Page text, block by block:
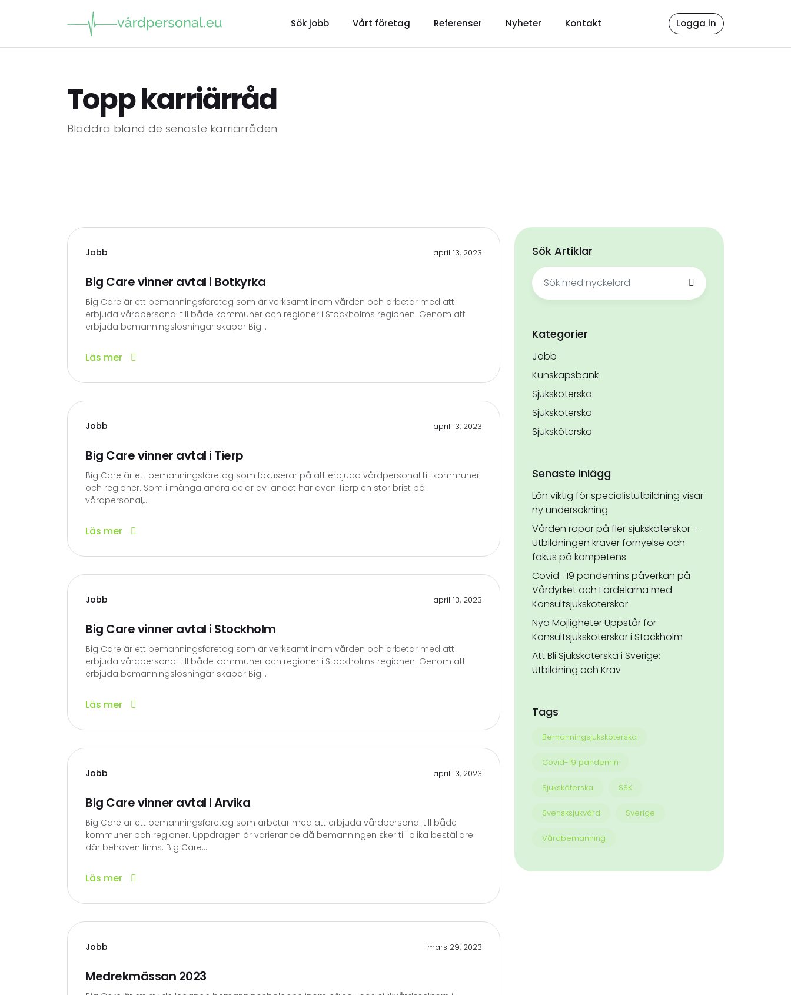
Sök jobb Vårt företag Referenser Nyheter Kontakt Logga in
Topp karriärråd
Bläddra bland de senaste karriärråden
Jobb april 13, 2023
Big Care vinner avtal i Botkyrka
Big Care är ett bemanningsföretag som är verksamt inom vården och arbetar med att
erbjuda vårdpersonal till både kommuner och regioner i Stockholms regionen. Genom att
erbjuda bemanningslösningar skapar Big...
Läs mer
Jobb april 13, 2023
Big Care vinner avtal i Tierp
Big Care är ett bemanningsföretag som fokuserar på att erbjuda vårdpersonal till kommuner
och regioner. Som i många andra delar av landet har även Tierp en stor brist på
vårdpersonal,...
Läs mer
Jobb april 13, 2023
Big Care vinner avtal i Stockholm
Big Care är ett bemanningsföretag som är verksamt inom vården och arbetar med att
erbjuda vårdpersonal till både kommuner och regioner i Stockholms regionen. Genom att
erbjuda bemanningslösningar skapar Big...
Läs mer
Jobb april 13, 2023
Big Care vinner avtal i Arvika
Big Care är ett bemanningsföretag som arbetar med att erbjuda vårdpersonal till både
kommuner och regioner. Uppdragen är varierande då bemanningen sker till olika beställare
där behoven finns. Big Care...
Läs mer
Jobb mars 29, 2023
Medrekmässan 2023
Sök Artiklar
Sök
efter:
Kategorier
Jobb
Kunskapsbank
Sjuksköterska
Sjuksköterska
Sjuksköterska
Senaste inlägg
Lön viktig för specialistutbildning visar
ny undersökning
Vården ropar på fler sjuksköterskor –
Utbildningen kräver förnyelse och
fokus på kompetens
Covid- 19 pandemins påverkan på
Vårdyrket och Fördelarna med
Konsultsjuksköterskor
Nya Möjligheter Uppstår för
Konsultsjuksköterskor i Stockholm
Att Bli Sjuksköterska i Sverige:
Utbildning och Krav
Tags
Bemanningsjuksköterska
Covid-19 pandemin
Sjuksköterska SSK
Svensksjukvård Sverige
Vårdbemanning